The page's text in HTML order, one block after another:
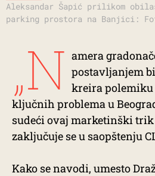
Aleksandar Šapić prilikom
parking prostora na Banjici:
„N amera
postavljanjem
kreira polemiku
ključnih problema u
sudeći ovaj marketinški trik
zaključuje se u saopštenju
Kako se navodi, umesto